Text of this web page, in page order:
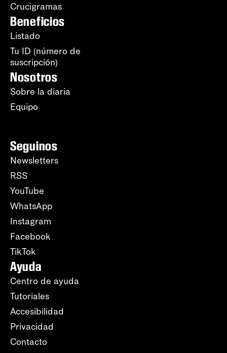
Crucigramas
Beneficios
Listado
Tu ID (número de
suscripción)
Nosotros
Sobre la diaria
Equipo
Seguinos
Newsletters
RSS
YouTube
WhatsApp
Instagram
Facebook
TikTok
Ayuda
Centro de ayuda
Tutoriales
Accesibilidad
Privacidad
Contacto